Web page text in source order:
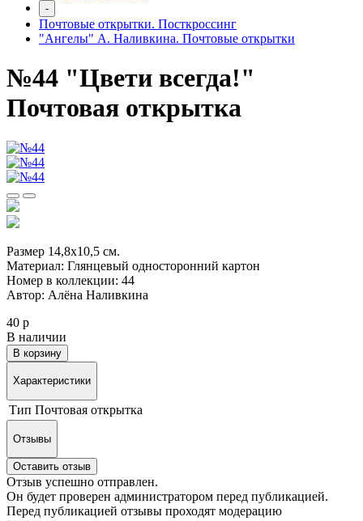
-
Почтовые открытки. Посткроссинг
"Ангелы" А. Наливкина. Почтовые открытки
№44 "Цвети всегда!"
Почтовая открытка
Размер 14,8х10,5 см.
Материал: Глянцевый односторонний картон
Номер в коллекции: 44
Автор: Алёна Наливкина
40 р
В наличии
В корзину
Характеристики
Тип Почтовая открытка
Отзывы
Оставить отзыв
Отзыв успешно отправлен.
Он будет проверен администратором перед публикацией.
Перед публикацией отзывы проходят модерацию